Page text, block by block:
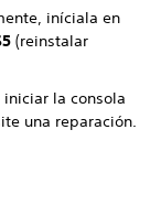
iníciala en
(reinstalar
la consola
una reparación.